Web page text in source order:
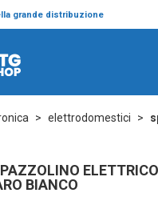
grande distribuzione
elettrodomestici
BIANCO